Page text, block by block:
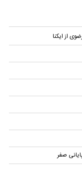
از ایکنا